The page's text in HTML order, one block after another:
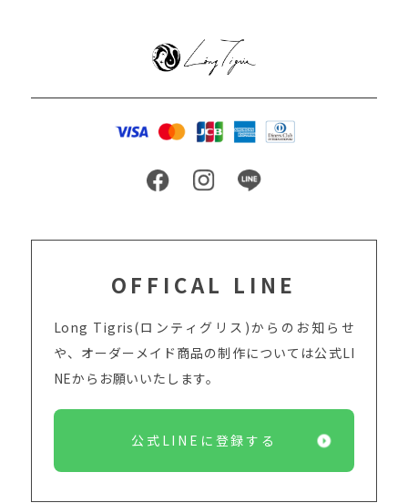
OFFICAL LINE
Long Tigris(ロンティグリス)からのお知らせ
や、オーダーメイド商品の制作については公式LI
NEからお願いいたします。
公式LINEに登録する